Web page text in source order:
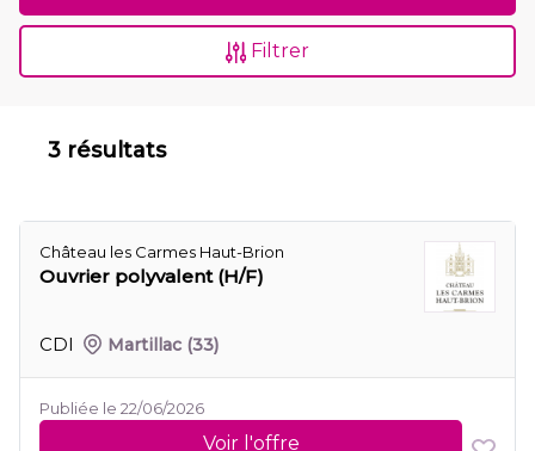
Filtrer
3 résultats
Château les Carmes Haut-Brion
Ouvrier polyvalent (H/F)
CDI Martillac (33)
Publiée le 22/06/2026
Voir l'offre